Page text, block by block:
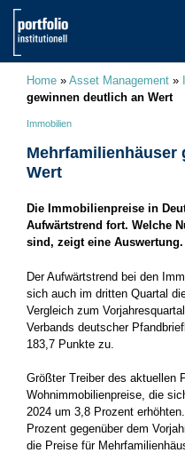
Home » Asset Management »
gewinnen deutlich an Wert
Immobilien
Mehrfamilienhäuser
Wert
Die Immobilienpreise in
Aufwärtstrend fort. Welche
sind, zeigt eine Auswertung.
Der Aufwärtstrend bei den
sich auch im dritten Quartal
Vergleich zum
Verbands deutscher
183,7 Punkte zu.
Größter Treiber des aktuellen
Wohnimmobilienpreise, die
2024 um 3,8 Prozent
Prozent gegenüber dem
die Preise für